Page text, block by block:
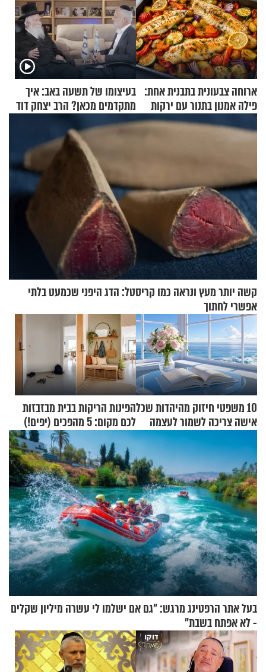
ארוחה צבעונית בתבנית אחת:
פילה אמנון בתנור עם ירקות
בעיצומו של תשעה באב: איך
מתקדמים מכאן? הרב יצחק דוד
גרוסמן בשיחה מיוחדת
קשה יותר מעץ ונראה כמו קריסטל: הדג היפני שכמעט בלתי
אפשרי לחתוך
10 משפטי חיזוק מהיהדות שכל
אישה צריכה לשמור לעצמה
הפינות הריקות בבית מבזבזות
לכם מקום: 5 מהפכים (יפים!)
שאפשר לעשות כבר היום
בעל אתר הרפטינג מרגש: "גם אם ישלמו לי עשרה מיליון שקלים
- לא אפתח בשבת"